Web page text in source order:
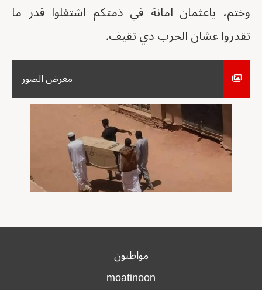
وختم، ياعثمان امانة في ذمتكم اشتغلوا قدر ما
تقدروا عشان الحرب دي تقيف.
معرض الصور
مواطنون
moatinoon